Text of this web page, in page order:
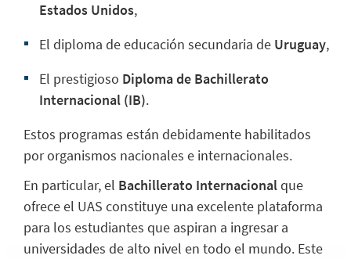
Estados Unidos,
El diploma de educación secundaria de Uruguay,
El prestigioso Diploma de Bachillerato
Internacional (IB).
Estos programas están debidamente habilitados
por organismos nacionales e internacionales.
En particular, el Bachillerato Internacionalque
ofrece el UAS constituye una excelente plataforma
para los estudiantes que aspiran a ingresar a
universidades de alto nivel en todo el mundo. Este